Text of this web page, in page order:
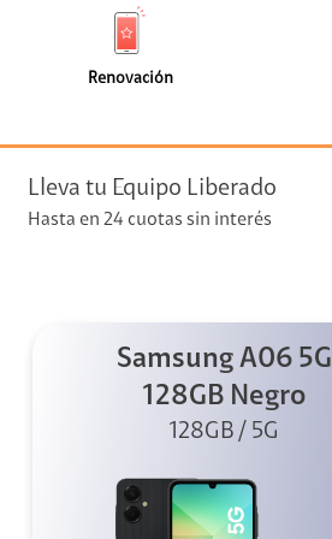
+ Telefonía
streaming
de
faceta
Renovación
(0)
Lleva tu Equipo Liberado
Hasta en 24 cuotas sin interés
Samsung A06 5G
128GB Negro
128GB / 5G